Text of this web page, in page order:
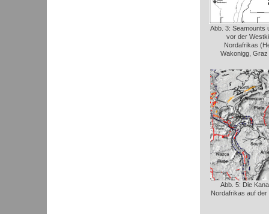
Abb. 3: Seamounts
vor der
Nordafrikas
Wakonigg,
Abb. 5: Die
Nordafrikas auf